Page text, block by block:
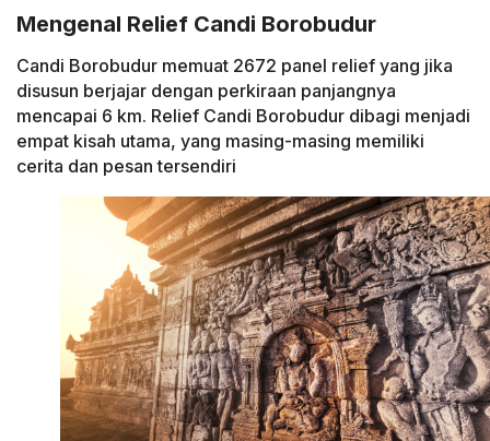
Mengenal Relief Candi Borobudur
Candi Borobudur memuat 2672 panel relief yang jika
disusun berjajar dengan perkiraan panjangnya
mencapai 6 km. Relief Candi Borobudur dibagi menjadi
empat kisah utama, yang masing-masing memiliki
cerita dan pesan tersendiri